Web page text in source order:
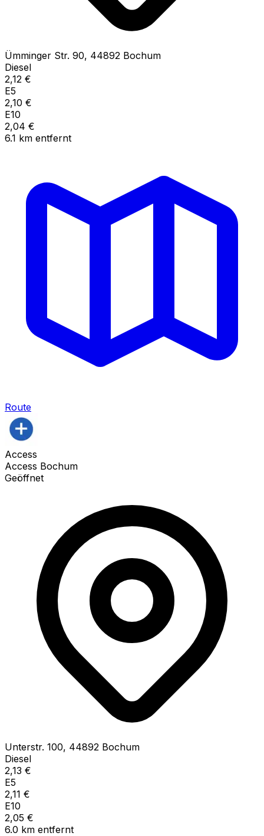
Ümminger Str. 90, 44892 Bochum
Diesel
2,12 €
E5
2,10 €
E10
2,04 €
6.1 km entfernt
Route
Access
Access Bochum
Geöffnet
Unterstr. 100, 44892 Bochum
Diesel
2,13 €
E5
2,11 €
E10
2,05 €
6.0 km entfernt